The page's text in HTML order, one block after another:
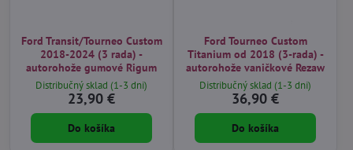
Ford Transit/Tourneo Custom
2018-2024 (3 rada) -
autorohože gumové Rigum
Distribučný sklad (1-3 dni)
23,90 €
Do košíka
Ford Tourneo Custom
Titanium od 2018 (3-rada) -
autorohože vaničkové Rezaw
Distribučný sklad (1-3 dni)
36,90 €
Do košíka